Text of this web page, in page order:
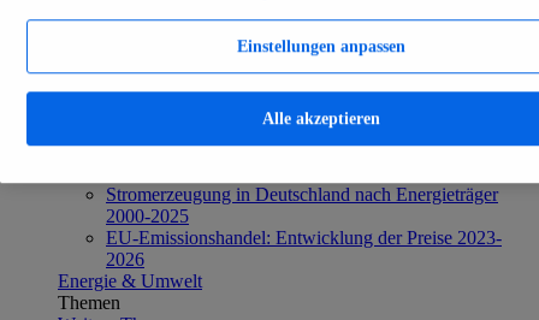
Energie & Umwelt
Treibhausgasemissionen nach Sektoren in Deutschland
1990-2030
Stromerzeugung in Deutschland nach Energieträger
2000-2025
EU-Emissionshandel: Entwicklung der Preise 2023-
2026
Energie & Umwelt
Themen
Einstellungen anpassen
Alle akzeptieren